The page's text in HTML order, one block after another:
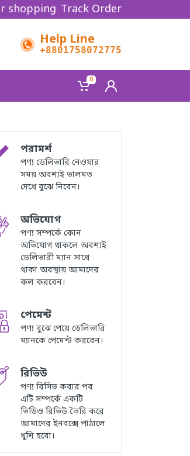
Track Order
Help Line
+8801758072775‬
0
পরামর্শ
পণ্য ডেলিভারি নেওয়ার
সময় অবশ্যই ভালমত
দেখে বুঝে নিবেন।
অভিযোগ
পণ্য সম্পর্কে কোন
অভিযোগ থাকলে অবশ্যই
ডেলিভারী ম্যান সাথে
থাকা অবস্থায় আমাদের
কল করবেন।
পেমেন্ট
পণ্য বুঝে পেয়ে ডেলিভারি
ম্যানকে পেমেন্ট করবেন।
রিভিউ
পণ্য রিসিভ করার পর
এটি সম্পর্কে একটি
ভিডিও রিভিউ তৈরি করে
আমাদের ইনবক্সে পাঠালে
খুশি হবো।